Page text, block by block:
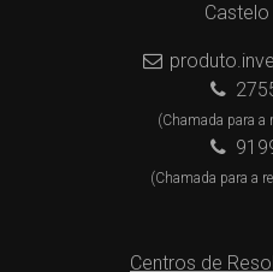
(Chamada para a
(Chamada para a
Centros de